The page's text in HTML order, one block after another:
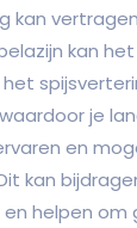
kan
kan
je
en
kan
helpen om